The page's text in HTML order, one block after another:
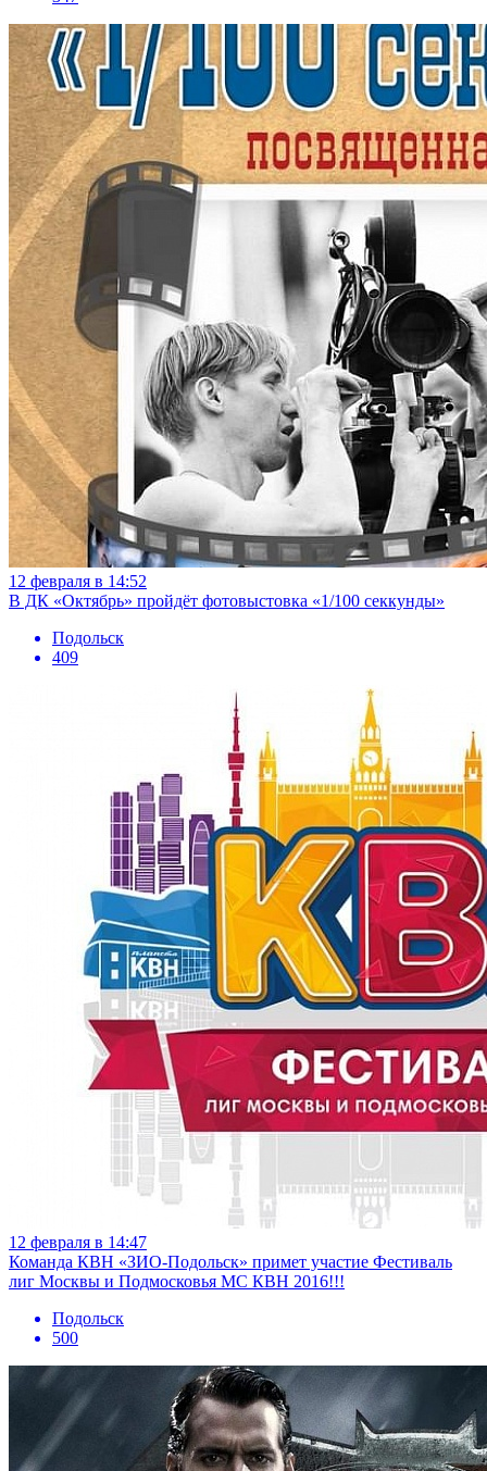
12 февраля в 14:52
В ДК «Октябрь» пройдёт фотовыстовка «1/100 секкунды»
Подольск
409
12 февраля в 14:47
Команда КВН «ЗИО-Подольск» примет участие Фестиваль
лиг Москвы и Подмосковья МС КВН 2016!!!
Подольск
500